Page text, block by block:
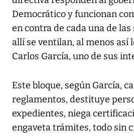
Democrático y funcionan
en contra de cada una de
allí se ventilan, al menos así
Carlos García, uno de sus
Este bloque, según García,
reglamentos, destituye
expedientes, niega
engaveta trámites, todo sin